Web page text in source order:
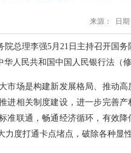
来源： 日期
总理李强5月21日主持召开国务
华人民共和国中国人民银行法（
场是构建新发展格局、推动高
进相关制度建设，进一步完善
准联通，畅通经济循环，有效
力度打通卡点堵点，破除各种显